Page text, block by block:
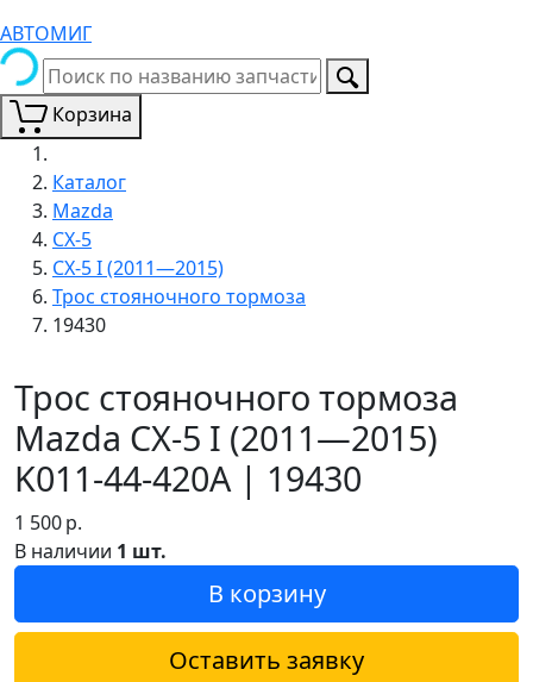
АВТОМИГ
Корзина
Каталог
Mazda
CX-5
CX-5 I (2011—2015)
Трос стояночного тормоза
19430
Трос стояночного тормоза
Mazda CX-5 I (2011—2015)
K011-44-420A | 19430
1 500р.
В наличии 1 шт.
В корзину
Оставить заявку